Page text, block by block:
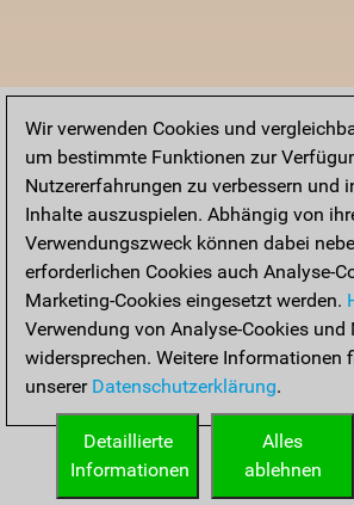
Startseite
Wir verwenden Cookies und
um bestimmte Funktionen zur
Nutzererfahrungen zu verbessern und
Inhalte auszuspielen. Abhängig von
Verwendungszweck können dabei
erforderlichen Cookies auch Analyse-
Marketing-Cookies eingesetzt werden.
Verwendung von Analyse-Cookies und
widersprechen. Weitere Informationen
unserer Datenschutzerklärung.
Alles
ablehnen
Detaillierte
Informationen